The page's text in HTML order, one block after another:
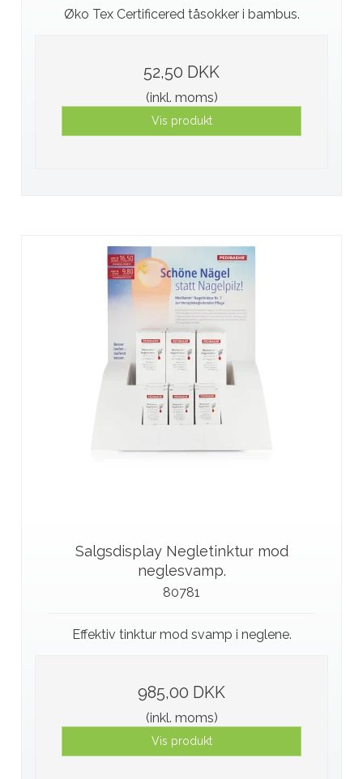
Øko Tex Certificered tåsokker i bambus.
52,50 DKK
(inkl. moms)
Vis produkt
Salgsdisplay Negletinktur mod
neglesvamp.
80781
Effektiv tinktur mod svamp i neglene.
985,00 DKK
(inkl. moms)
Vis produkt